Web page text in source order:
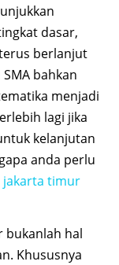
dasar,
berlanjut
bahkan
menjadi
lagi jika
kelanjutan
anda perlu
jakarta timur
bukanlah hal
Khususnya